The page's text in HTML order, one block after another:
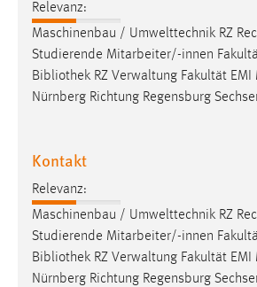
Relevanz:
Maschinenbau / Umwelttechnik RZ
Studierende Mitarbeiter/-innen
Bibliothek RZ Verwaltung Fakultät EMI
Nürnberg Richtung Regensburg
Kontakt
Relevanz:
Maschinenbau / Umwelttechnik RZ
Studierende Mitarbeiter/-innen
Bibliothek RZ Verwaltung Fakultät EMI
Nürnberg Richtung Regensburg